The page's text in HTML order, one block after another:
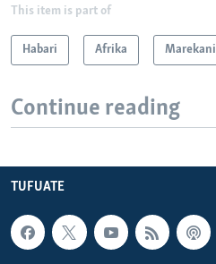
This item is part of
Habari Afrika Marekani
Continue reading
TUFUATE